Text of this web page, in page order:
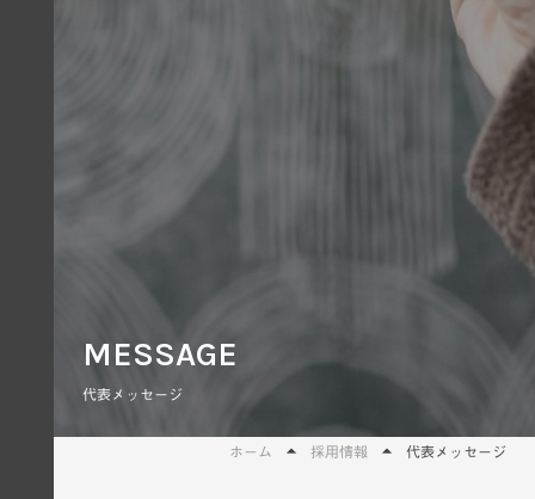
MESSAGE
代表メッセージ
ホーム
arrow_drop_up 採用情報 arrow_drop_up 代表メッセージ